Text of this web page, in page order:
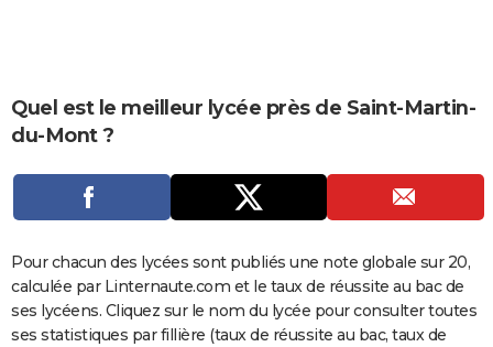
Carte de Noël
Carte Bonne année
Carte Saint-Valentin
Carte Pâques
Carte d'anniversaire
DICTIONNAIRE
Dictionnaire
Biographies
Citations
Expressions
Proverbes
COPAINS D'AVANT
FORUM
Bricolage
Lifestyle
Culture
Television
Voyage
Cinema
Quel est le meilleur lycée près de Saint-Martin-
du-Mont ?
Pour chacun des lycées sont publiés une note globale sur 20,
calculée par Linternaute.com et le taux de réussite au bac de
ses lycéens. Cliquez sur le nom du lycée pour consulter toutes
ses statistiques par fillière (taux de réussite au bac, taux de